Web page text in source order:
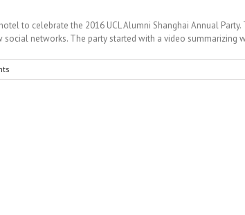
to celebrate the 2016 UCL Alumni Shanghai Annual
networks. The party started with a video summarizing